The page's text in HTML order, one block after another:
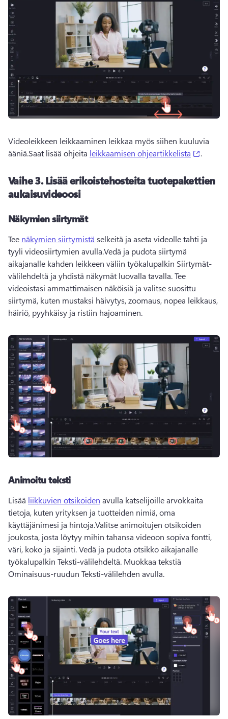
Videoleikkeen leikkaaminen leikkaa myös siihen kuuluvia
ääniä.Saat lisää ohjeita leikkaamisen ohjeartikkelista .
Vaihe 3.Lisää erikoistehosteita tuotepakettien
aukaisuvideoosi
Näkymien siirtymät
Tee näkymien siirtymistä selkeitä ja aseta videolle tahti ja
tyyli videosiirtymien avulla.Vedä ja pudota siirtymä
aikajanalle kahden leikkeen väliin työkalupalkin Siirtymät-
välilehdeltä ja yhdistä näkymät luovalla tavalla. Tee
videoistasi ammattimaisen näköisiä ja valitse suosittu
siirtymä, kuten mustaksi häivytys, zoomaus, nopea leikkaus,
häiriö, pyyhkäisy ja ristiin hajoaminen.
Animoitu teksti
Lisää liikkuvien otsikoiden avulla katselijoille arvokkaita
tietoja, kuten yrityksen ja tuotteiden nimiä, oma
käyttäjänimesi ja hintoja.Valitse animoitujen otsikoiden
joukosta, josta löytyy mihin tahansa videoon sopiva fontti,
väri, koko ja sijainti. Vedä ja pudota otsikko aikajanalle
työkalupalkin Teksti-välilehdeltä. Muokkaa tekstiä
Ominaisuus-ruudun Teksti-välilehden avulla.